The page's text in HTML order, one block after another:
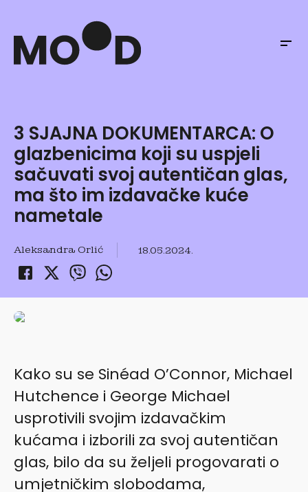
3 SJAJNA DOKUMENTARCA: O
glazbenicima koji su uspjeli
sačuvati svoj autentičan glas,
ma što im izdavačke kuće
nametale
Aleksandra Orlić 18.05.2024.
Kako su se Sinéad O’Connor, Michael
Hutchence i George Michael
usprotivili svojim izdavačkim
kućama i izborili za svoj autentičan
glas, bilo da su željeli progovarati o
umjetničkim slobodama,